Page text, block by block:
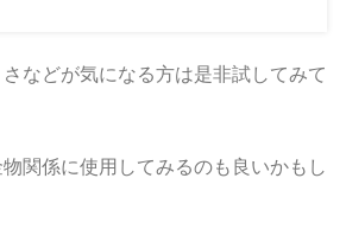
などが気になる方は是非試してみて
物関係に使用してみるのも良いかもし